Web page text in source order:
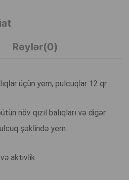
Rəylər(0)
üçün yem, pulcuqlar 12 qr.
növ qızıl balıqları və digər
şəklində yem.
aktivlik.